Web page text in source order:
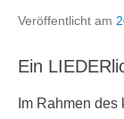
Veröffentlicht am
Ein
Im Rahmen